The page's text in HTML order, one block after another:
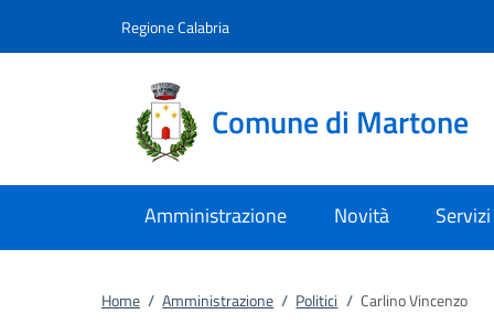
Regione Calabria
Comune di Martone
Amministrazione Novità Servizi
Home / Amministrazione / Politici / Carlino Vincenzo